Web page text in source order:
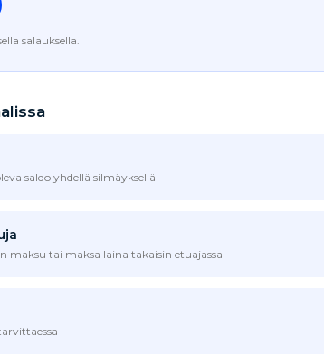
salauksella.
saldo yhdellä silmäyksellä
maksu tai maksa laina takaisin etuajassa